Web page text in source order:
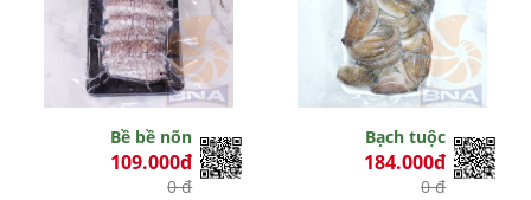
Bề bề nõn
109.000đ
0 đ
Bạch tuộc
184.000đ
0 đ